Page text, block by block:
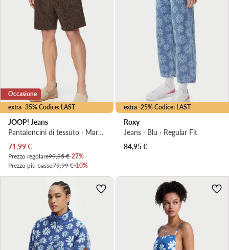
extra -35% Codice: LAST
Occasione
JOOP! Jeans
Pantaloncini di tessuto · Marrone scuro
Prezzo attuale
71,99€
Prezzo regolare99,95 €-27%
Prezzo più basso79,99 €-10%
extra -25% Codice: LAST
Roxy
Jeans · Blu · Regular Fit
84,95€